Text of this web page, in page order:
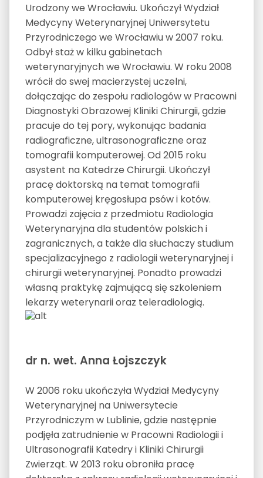
Urodzony we Wrocławiu. Ukończył Wydział
Medycyny Weterynaryjnej Uniwersytetu
Przyrodniczego we Wrocławiu w 2007 roku.
Odbył staż w kilku gabinetach
weterynaryjnych we Wrocławiu. W roku 2008
wrócił do swej macierzystej uczelni,
dołączając do zespołu radiologów w Pracowni
Diagnostyki Obrazowej Kliniki Chirurgii, gdzie
pracuje do tej pory, wykonując badania
radiograficzne, ultrasonograficzne oraz
tomografii komputerowej. Od 2015 roku
asystent na Katedrze Chirurgii. Ukończył
pracę doktorską na temat tomografii
komputerowej kręgosłupa psów i kotów.
Prowadzi zajęcia z przedmiotu Radiologia
Weterynaryjna dla studentów polskich i
zagranicznych, a także dla słuchaczy studium
specjalizacyjnego z radiologii weterynaryjnej i
chirurgii weterynaryjnej. Ponadto prowadzi
własną praktykę zajmującą się szkoleniem
lekarzy weterynarii oraz teleradiologią.
dr n. wet. Anna Łojszczyk
W 2006 roku ukończyła Wydział Medycyny
Weterynaryjnej na Uniwersytecie
Przyrodniczym w Lublinie, gdzie następnie
podjęła zatrudnienie w Pracowni Radiologii i
Ultrasonografii Katedry i Kliniki Chirurgii
Zwierząt. W 2013 roku obroniła pracę